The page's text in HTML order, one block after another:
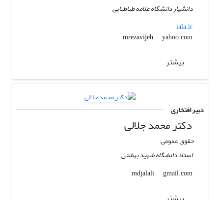
دانشیار دانشگاه علامه طباطبایی
iala.ir
mrezavijeh
yahoo.com
بیشتر
دبیر افتخاری
دکتر محمد جلالی
حقوق عمومی
استاد دانشگاه شهید بهشتی
mdjalali
gmail.com